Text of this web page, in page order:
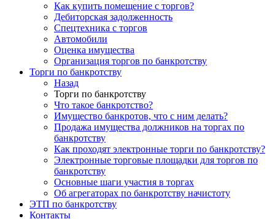
Как купить помещение с торгов?
Дебиторская задолженность
Спецтехника с торгов
Автомобили
Оценка имущества
Организация торгов по банкротству
Торги по банкротству
Назад
Торги по банкротству
Что такое банкротство?
Имущество банкротов, что с ним делать?
Продажа имущества должников на торгах по
банкротству
Как проходят электронные торги по банкротству?
Электронные торговые площадки для торгов по
банкротству
Основные шаги участия в торгах
Об агрегаторах по банкротству начистоту
ЭТП по банкротству
Контакты